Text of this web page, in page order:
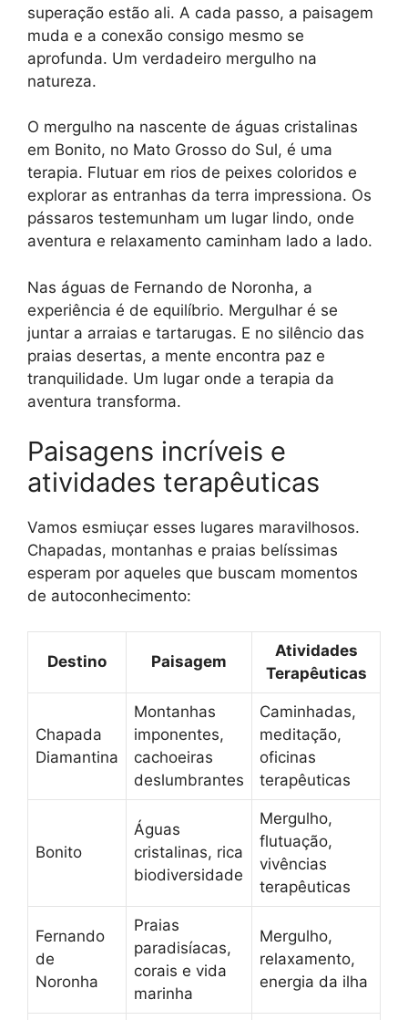
superação estão ali. A cada passo, a paisagem
muda e a conexão consigo mesmo se
aprofunda. Um verdadeiro mergulho na
natureza.
O mergulho na nascente de águas cristalinas
em Bonito, no Mato Grosso do Sul, é uma
terapia. Flutuar em rios de peixes coloridos e
explorar as entranhas da terra impressiona. Os
pássaros testemunham um lugar lindo, onde
aventura e relaxamento caminham lado a lado.
Nas águas de Fernando de Noronha, a
experiência é de equilíbrio. Mergulhar é se
juntar a arraias e tartarugas. E no silêncio das
praias desertas, a mente encontra paz e
tranquilidade. Um lugar onde a terapia da
aventura transforma.
Paisagens incríveis e
atividades terapêuticas
Vamos esmiuçar esses lugares maravilhosos.
Chapadas, montanhas e praias belíssimas
esperam por aqueles que buscam momentos
de autoconhecimento:
Destino Paisagem
Atividades
Terapêuticas
Chapada
Diamantina
Montanhas
imponentes,
cachoeiras
deslumbrantes
Caminhadas,
meditação,
oficinas
terapêuticas
Bonito
Águas
cristalinas, rica
biodiversidade
Mergulho,
flutuação,
vivências
terapêuticas
Fernando
de
Noronha
Praias
paradisíacas,
corais e vida
marinha
Mergulho,
relaxamento,
energia da ilha